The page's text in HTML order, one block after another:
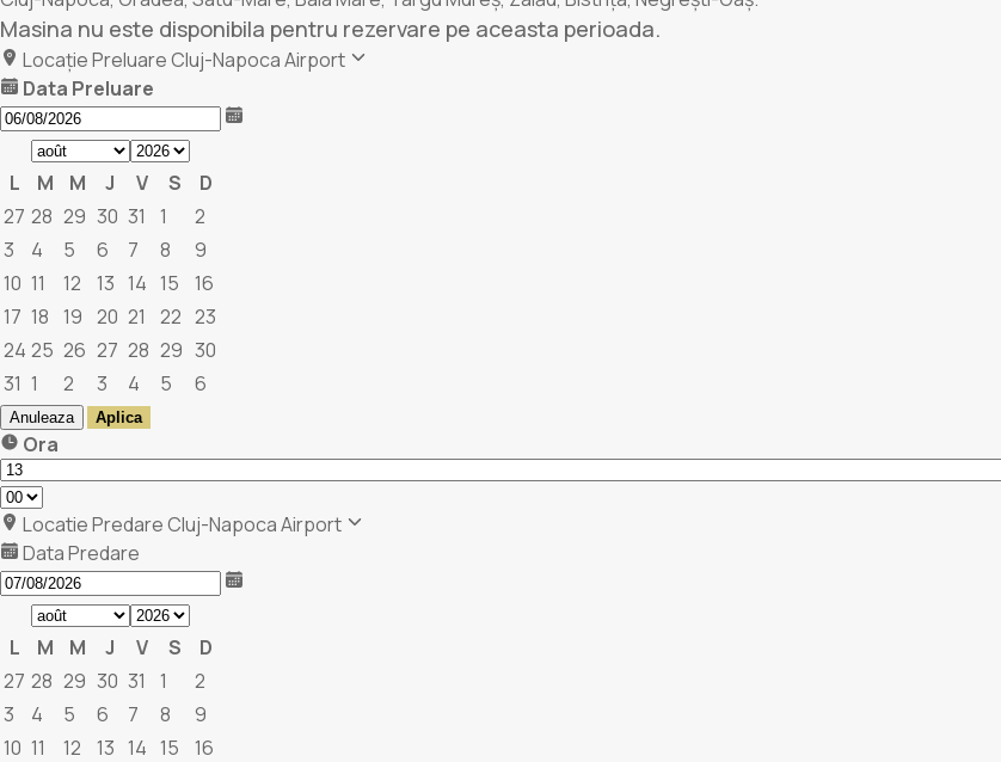
Masina nu este disponibila pentru rezervare pe aceasta perioada.
Locație PreluareCluj-Napoca Airport
Data Preluare
L M M J V S
D
27 28 29 30 31 1
2
3
4 5 6 7 8
9
10 11 12 13 14 15
16
17 18 19 20 21 22 23
24 25 26 27 28 29 30
31 1 2 3 4 5 6
Anuleaza Aplica
Ora
Locatie PredareCluj-Napoca Airport
Data Predare
L M M J V S
D
27 28 29 30 31 1
2
3
4 5 6 7 8
9
10 11 12 13 14 15
16